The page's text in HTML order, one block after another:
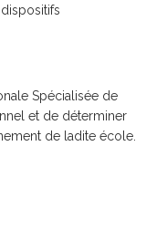
dispositifs
Spécialisée de
et de déterminer
de ladite école.